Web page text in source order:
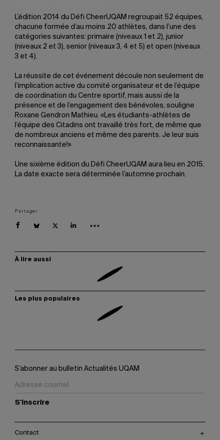
L’édition 2014 du Défi CheerUQAM regroupait 52 équipes,
chacune formée d’au moins 20 athlètes, dans l’une des
catégories suivantes: primaire (niveaux 1 et 2), junior
(niveaux 2 et 3), senior (niveaux 3, 4 et 5) et open (niveaux
3 et 4).
La réussite de cet événement découle non seulement de
l’implication active du comité organisateur et de l’équipe
de coordination du Centre sportif, mais aussi de la
présence et de l’engagement des bénévoles, souligne
Roxane Gendron Mathieu. «Les étudiants-athlètes de
l’équipe des Citadins ont travaillé très fort, de même que
de nombreux anciens et même des parents. Je leur suis
reconnaissante!»
Une sixième édition du Défi CheerUQAM aura lieu en 2015.
La date exacte sera déterminée l’automne prochain.
Partager
À lire aussi
Les plus populaires
S’abonner au bulletin Actualités UQAM
S'inscrire
Contact